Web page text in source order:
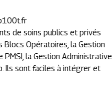
de soins publics et privés
Opératoires, la Gestion
la Gestion Administrative
Ils sont faciles à intégrer et